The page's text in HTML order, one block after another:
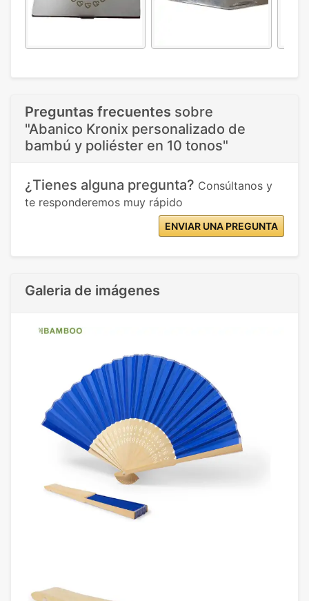
Preguntas frecuentes sobre
"Abanico Kronix personalizado de
bambú y poliéster en 10 tonos"
¿Tienes alguna pregunta? Consúltanos y
te responderemos muy rápido
ENVIAR UNA PREGUNTA
Galeria de imágenes